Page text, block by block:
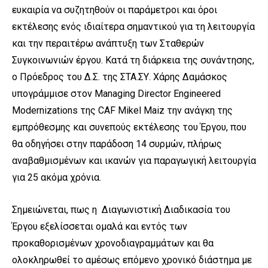
ευκαιρία να συζητηθούν οι παράμετροι και όροι
εκτέλεσης ενός ιδιαίτερα σημαντικού για τη λειτουργία
και την περαιτέρω ανάπτυξη των Σταθερών
Συγκοινωνιών έργου. Κατά τη διάρκεια της συνάντησης,
ο Πρόεδρος του Δ.Σ. της ΣΤΑ.ΣΥ. Χάρης Δαμάσκος
υπογράμμισε στον Managing Director Engineered
Modernizations της CAF Mikel Maiz την ανάγκη της
εμπρόθεσμης και συνεπούς εκτέλεσης του Έργου, που
θα οδηγήσει στην παράδοση 14 συρμών, πλήρως
αναβαθμισμένων και ικανών για παραγωγική λειτουργία
για 25 ακόμα χρόνια.
Σημειώνεται, πως η Διαγωνιστική Διαδικασία του
Έργου εξελίσσεται ομαλά και εντός των
προκαθορισμένων χρονοδιαγραμμάτων και θα
ολοκληρωθεί το αμέσως επόμενο χρονικό διάστημα με